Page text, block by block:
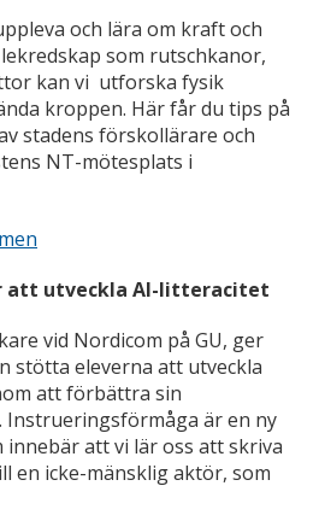
och lära om kraft och
som rutschkanor,
kan vi utforska fysik
kroppen. Här får du tips på
stadens förskollärare och
NT-mötesplats i
att utveckla AI-litteracitet
vid Nordicom på GU, ger
stötta eleverna att utveckla
att förbättra sin
är en ny
att vi lär oss att skriva
en icke-mänsklig aktör, som